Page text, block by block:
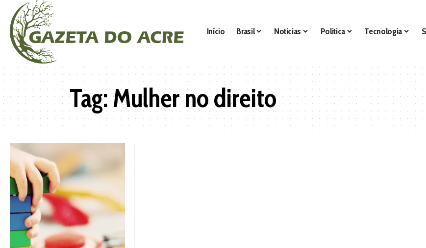
Início Brasil Noticias Politica Tecnologia
Tag:Mulher no direito